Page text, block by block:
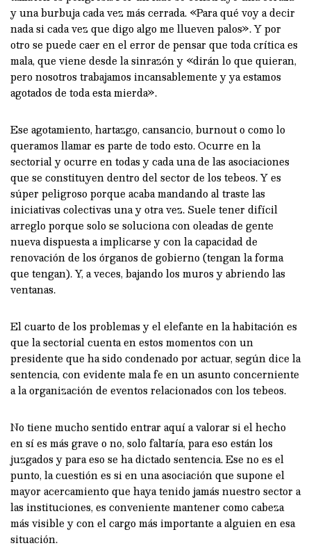
y una burbuja cada vez más cerrada. «Para qué voy a decir
nada si cada vez que digo algo me llueven palos». Y por
otro se puede caer en el error de pensar que toda crítica es
mala, que viene desde la sinrazón y «dirán lo que quieran,
pero nosotros trabajamos incansablemente y ya estamos
agotados de toda esta mierda».
Ese agotamiento, hartazgo, cansancio, burnout o como lo
queramos llamar es parte de todo esto. Ocurre en la
sectorial y ocurre en todas y cada una de las asociaciones
que se constituyen dentro del sector de los tebeos. Y es
súper peligroso porque acaba mandando al traste las
iniciativas colectivas una y otra vez. Suele tener difícil
arreglo porque solo se soluciona con oleadas de gente
nueva dispuesta a implicarse y con la capacidad de
renovación de los órganos de gobierno (tengan la forma
que tengan). Y, a veces, bajando los muros y abriendo las
ventanas.
El cuarto de los problemas y el elefante en la habitación es
que la sectorial cuenta en estos momentos con un
presidente que ha sido condenado por actuar, según dice la
sentencia, con evidente mala fe en un asunto concerniente
a la organización de eventos relacionados con los tebeos.
No tiene mucho sentido entrar aquí a valorar si el hecho
en sí es más grave o no, solo faltaría, para eso están los
juzgados y para eso se ha dictado sentencia. Ese no es el
punto, la cuestión es si en una asociación que supone el
mayor acercamiento que haya tenido jamás nuestro sector a
las instituciones, es conveniente mantener como cabeza
más visible y con el cargo más importante a alguien en esa
situación.